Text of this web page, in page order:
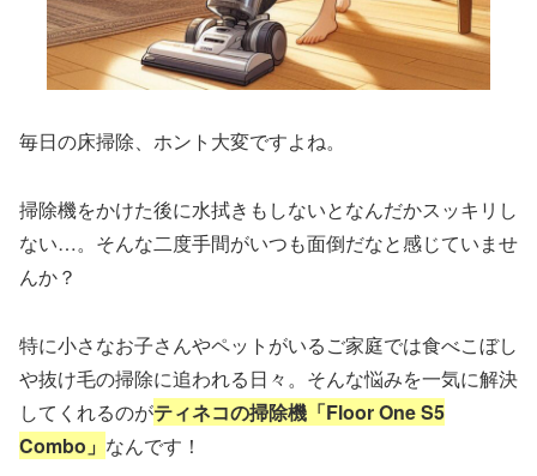
毎日の床掃除、ホント大変ですよね。
掃除機をかけた後に水拭きもしないとなんだかスッキリし
ない…。そんな二度手間がいつも面倒だなと感じていませ
んか？
特に小さなお子さんやペットがいるご家庭では食べこぼし
や抜け毛の掃除に追われる日々。そんな悩みを一気に解決
してくれるのがティネコの掃除機「Floor One S5
Combo」 なんです！